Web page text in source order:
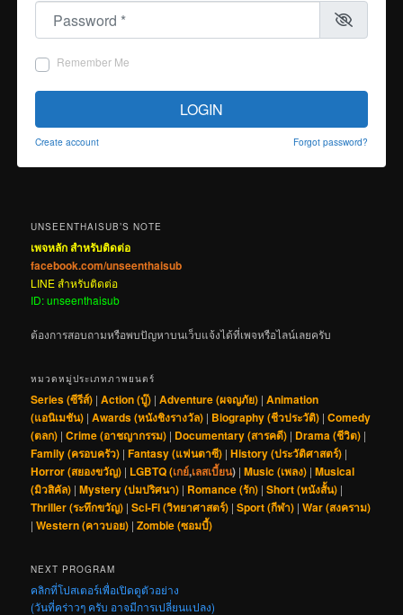
Password
Remember Me
LOGIN
Create account Forgot password?
UNSEENTHAISUB’S NOTE
เพจหลัก สำหรับติดต่อ
facebook.com/unseenthaisub
LINE สำหรับติดต่อ
ID: unseenthaisub
ต้องการสอบถามหรือพบปัญหาบนเว็บแจ้งได้ที่เพจหรือไลน์เลยครับ
หมวดหมู่ประเภทภาพยนตร์
Series (ซีรีส์) |Action (บู๊) |Adventure (ผจญภัย) |Animation
(แอนิเมชัน) |Awards (หนังชิงรางวัล) | Biography (ชีวประวัติ) |Comedy
(ตลก) |Crime (อาชญากรรม) | Documentary (สารคดี) | Drama (ชีวิต) |
Family (ครอบครัว) |Fantasy (แฟนตาซี) |History (ประวัติศาสตร์) |
Horror (สยองขวัญ) | LGBTQ (เกย์,เลสเบี้ยน) |Music (เพลง) |Musical
(มิวสิคัล) |Mystery (ปมปริศนา) | Romance (รัก) |Short (หนังสั้น) |
Thriller (ระทึกขวัญ) |Sci-Fi (วิทยาศาสตร์) |Sport (กีฬา) |War (สงคราม)
|Western (คาวบอย) |Zombie (ซอมบี้)
NEXT PROGRAM
คลิกที่โปสเตอร์เพื่อเปิดดูตัวอย่าง
(วันที่คร่าวๆ ครับ อาจมีการเปลี่ยนแปลง)